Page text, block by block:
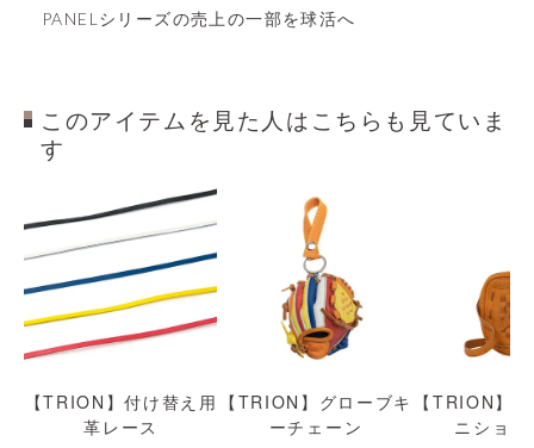
PANELシリーズの売上の一部を球活へ
このアイテムを見た人はこちらも見ていま
す
【TRION】付け替え用
革レース
【TRION】グローブキ
ーチェーン
【TRION】
ニショ